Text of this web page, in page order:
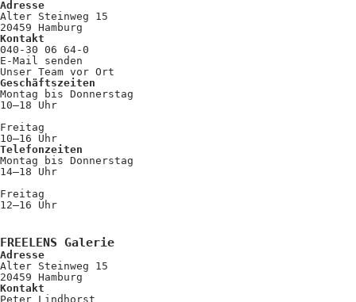
Adresse
Alter Steinweg 15
20459 Hamburg
Kontakt
040-30 06 64-0
E-Mail senden
Unser Team vor Ort
Geschäftszeiten
Montag bis Donnerstag
10–18 Uhr
Freitag
10–16 Uhr
Telefonzeiten
Montag bis Donnerstag
14–18 Uhr
Freitag
12–16 Uhr
FREELENS Galerie
Adresse
Alter Steinweg 15
20459 Hamburg
Kontakt
Peter Lindhorst